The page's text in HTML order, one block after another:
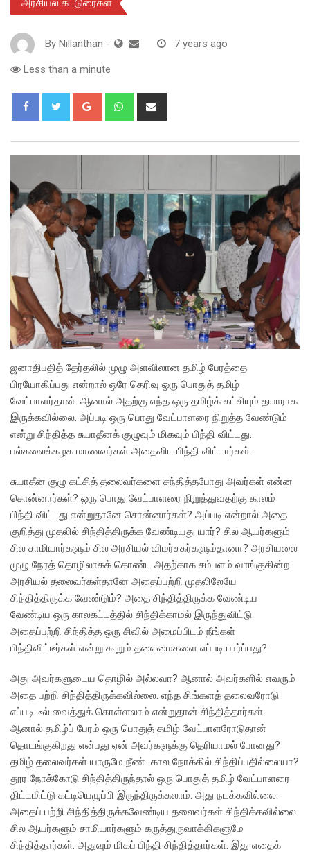
அரசியல் கட்டுரைகள்
By Nillanthan - 7 years ago
Less than a minute
Google+ Whatsapp
ஜனாதிபதித் தேர்தலில் முழு அளவிலான தமிழ் பேரத்தை
பிரயோகிப்பது என்றால் ஒரே தெரிவு ஒரு பொதுத் தமிழ்
வேட்பாளர்தான். ஆனால் அதற்கு எந்த ஒரு தமிழ்க் கட்சியும் தயாராக
இருக்கவில்லை. அப்படி ஒரு பொது வேட்பாளரை நிறுத்த வேண்டும்
என்று சிந்தித்த சுயாதீனக் குழுவும் மிகவும் பிந்தி விட்டது.
பல்கலைக்கழக மாணவர்கள் அதைவிட பிந்தி விட்டார்கள்.
சுயாதீன குழு கட்சித் தலைவர்களை சந்தித்தபோது அவர்கள் என்ன
சொன்னார்கள்? ஒரு பொது வேட்பாளரை நிறுத்துவதற்கு காலம்
பிந்தி விட்டது என்றுதானே சொன்னார்கள்? அப்படி என்றால் அதை
குறித்து முதலில் சிந்தித்திருக்க வேண்டியது யார்? சில ஆயர்களும்
சில சாமியார்களும் சில அரசியல் விமர்சகர்களும்தானா? அரசியலை
முழு நேரத் தொழிலாகக் கொண்ட அதற்காக சம்பளம் வாங்குகின்ற
அரசியல் தலைவர்கள்தானே அதைப்பற்றி முதலிலேயே
சிந்தித்திருக்க வேண்டும்? அதை சிந்தித்திருக்க வேண்டிய
வேண்டிய ஒரு காலகட்டத்தில் சிந்திக்காமல் இருந்துவிட்டு
அதைப்பற்றி சிந்தித்த ஒரு சிவில் அமைப்பிடம் நீங்கள்
பிந்திவிட்டீர்கள் என்று கூறும் தலைமைகளை எப்படி பார்ப்பது?
அது அவர்களுடைய தொழில் அல்லவா? ஆனால் அவர்களில் எவரும்
அதை பற்றி சிந்தித்திருக்கவில்லை. எந்த சிங்களத் தலைவரோடு
எப்படி டீல் வைத்துக் கொள்ளலாம் என்றுதான் சிந்தித்தார்கள்.
ஆனால் தமிழ்ப் பேரம் ஒரு பொதுத் தமிழ் வேட்பாளரோடுதான்
தொடங்குகிறது என்பது ஏன் அவர்களுக்கு தெரியாமல் போனது?
தமிழ் தலைவர்கள் யாருமே நீண்டகால நோக்கில் சிந்திப்பதில்லையா?
தூர நோக்கோடு சிந்தித்திருந்தால் ஒரு பொதுத் தமிழ் வேட்பாளரை
திட்டமிட்டு கட்டியெழுப்பி இருந்திருக்கலாம். அது நடக்கவில்லை.
அதைப் பற்றி சிந்தித்திருக்கவேண்டிய தலைவர்கள் சிந்திக்கவில்லை.
சில ஆயர்களும் சாமியார்களும் கருத்துருவாக்கிகளுமே
சிந்தித்தார்கள். அதுவும் மிகப் பிந்தி சிந்தித்தார்கள். இது எதைக்